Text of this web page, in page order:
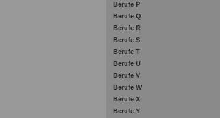
Berufe P
Berufe Q
Berufe R
Berufe S
Berufe T
Berufe U
Berufe V
Berufe W
Berufe X
Berufe Y